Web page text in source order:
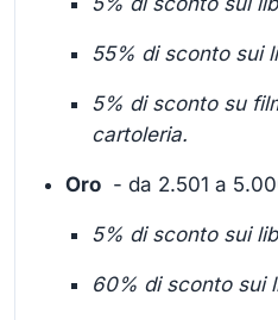
55% di sconto sui
5% di sconto su
cartoleria.
Oro - da 2.501 a
5% di sconto sui
60% di sconto sui